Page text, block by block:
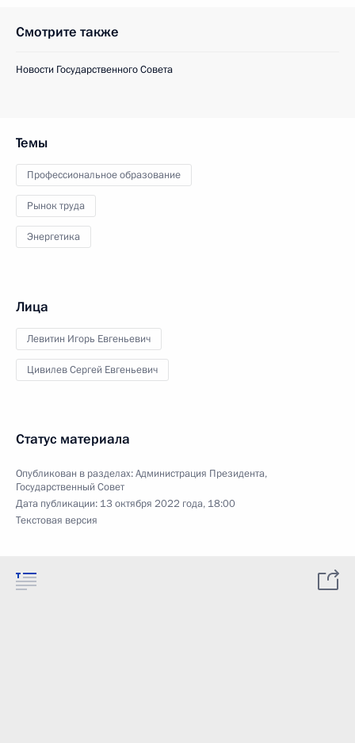
Смотрите также
Новости Государственного Совета
Темы
Профессиональное образование
Рынок труда
Энергетика
Лица
Левитин Игорь Евгеньевич
Цивилев Сергей Евгеньевич
Статус материала
Опубликован в разделах:Администрация Президента,
Государственный Совет
Дата публикации: 13 октября 2022 года, 18:00
Текстовая версия